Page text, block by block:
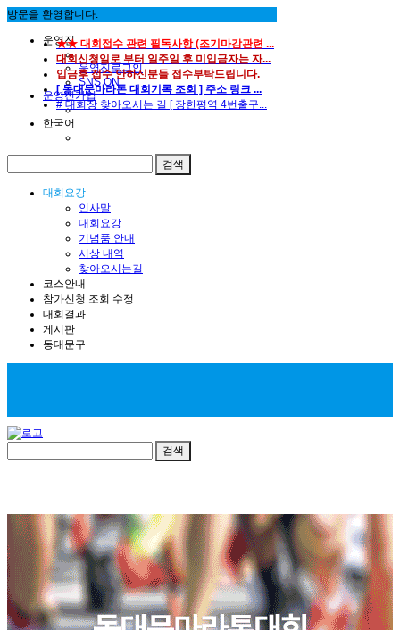
방문을 환영합니다.
운영진
운영진로그인
SNS ON
운영진가입
한국어
대회요강
인사말
대회요강
기념품 안내
시상 내역
찾아오시는길
코스안내
참가신청 조회 수정
대회결과
게시판
동대문구
★★ 대회접수 관련 필독사항 (조기마감관련 ...
대회신청일로 부터 일주일 후 미입금자는 자...
입금후 접수 안하신분들 접수부탁드립니다.
[ 동대문마라톤 대회기록 조회 ] 주소 링크 ...
# 대회장 찾아오시는 길 [ 장한평역 4번출구...